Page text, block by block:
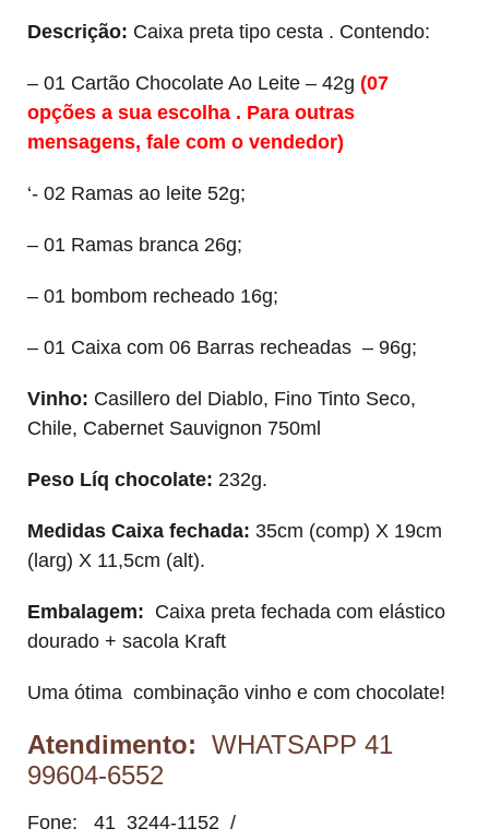
Descrição: Caixa preta tipo cesta . Contendo:
– 01 Cartão Chocolate Ao Leite – 42g (07
opções a sua escolha . Para outras
mensagens, fale com o vendedor)
‘- 02 Ramas ao leite 52g;
– 01 Ramas branca 26g;
– 01 bombom recheado 16g;
– 01 Caixa com 06 Barras recheadas – 96g;
Vinho: Casillero del Diablo, Fino Tinto Seco,
Chile, Cabernet Sauvignon 750ml
Peso Líq chocolate: 232g.
Medidas Caixa fechada: 35cm (comp) X 19cm
(larg) X 11,5cm (alt).
Embalagem: Caixa preta fechada com elástico
dourado + sacola Kraft
Uma ótima combinação vinho e com chocolate!
Atendimento: WHATSAPP 41
99604-6552
Fone: 41 3244-1152 /